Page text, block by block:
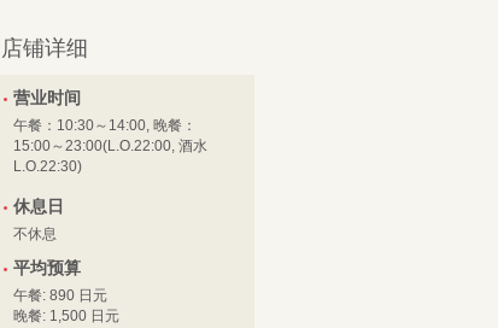
店铺详细
营业时间
午餐：10:30～14:00, 晚餐：
15:00～23:00(L.O.22:00, 酒水
L.O.22:30)
休息日
不休息
平均预算
午餐: 890 日元
晚餐: 1,500 日元